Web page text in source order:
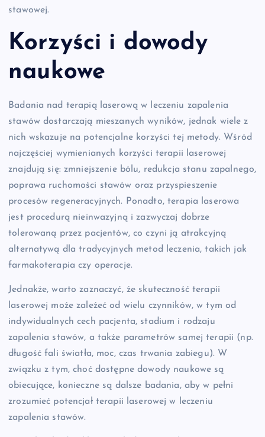
stawowej.
Korzyści i dowody
naukowe
Badania nad terapią laserową w leczeniu zapalenia
stawów dostarczają mieszanych wyników, jednak wiele z
nich wskazuje na potencjalne korzyści tej metody. Wśród
najczęściej wymienianych korzyści terapii laserowej
znajdują się: zmniejszenie bólu, redukcja stanu zapalnego,
poprawa ruchomości stawów oraz przyspieszenie
procesów regeneracyjnych. Ponadto, terapia laserowa
jest procedurą nieinwazyjną i zazwyczaj dobrze
tolerowaną przez pacjentów, co czyni ją atrakcyjną
alternatywą dla tradycyjnych metod leczenia, takich jak
farmakoterapia czy operacje.
Jednakże, warto zaznaczyć, że skuteczność terapii
laserowej może zależeć od wielu czynników, w tym od
indywidualnych cech pacjenta, stadium i rodzaju
zapalenia stawów, a także parametrów samej terapii (np.
długość fali światła, moc, czas trwania zabiegu). W
związku z tym, choć dostępne dowody naukowe są
obiecujące, konieczne są dalsze badania, aby w pełni
zrozumieć potencjał terapii laserowej w leczeniu
zapalenia stawów.